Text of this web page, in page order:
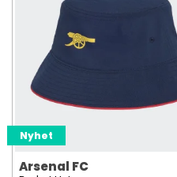
Nyhet
Arsenal FC